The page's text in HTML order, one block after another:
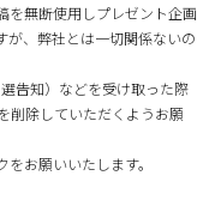
を無断使用しプレゼント企画
が、弊社とは一切関係ないの
告知）などを受け取った際
削除していただくようお願
お願いいたします。